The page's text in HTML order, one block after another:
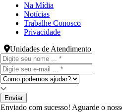
Na Mídia
Notícias
Trabalhe Conosco
Privacidade
Unidades de Atendimento
Enviar
Enviado com sucesso! Aguarde o